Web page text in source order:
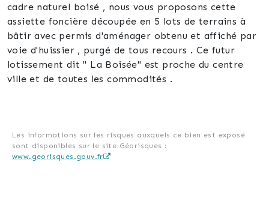
cadre naturel boisé , nous vous proposons cette
assiette foncière découpée en 5 lots de terrains à
bâtir avec permis d'aménager obtenu et affiché par
voie d'huissier , purgé de tous recours . Ce futur
lotissement dit " La Boisée" est proche du centre
ville et de toutes les commodités .
Les informations sur les risques auxquels ce bien est exposé
sont disponibles sur le site Géorisques :
www.georisques.gouv.fr